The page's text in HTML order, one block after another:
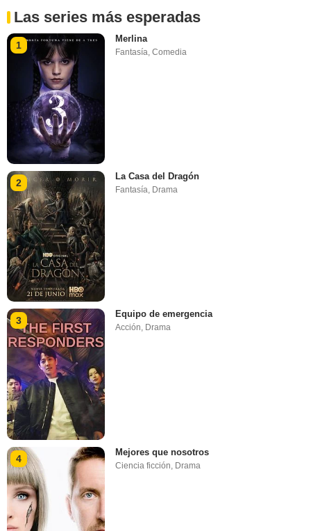
Las series más esperadas
1
Merlina
Fantasía ,Comedia
2
La Casa del Dragón
Fantasía, Drama
3
Equipo de emergencia
Acción, Drama
4
Mejores que nosotros
Ciencia ficción Drama